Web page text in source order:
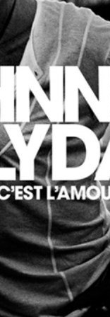
et best of
folklore